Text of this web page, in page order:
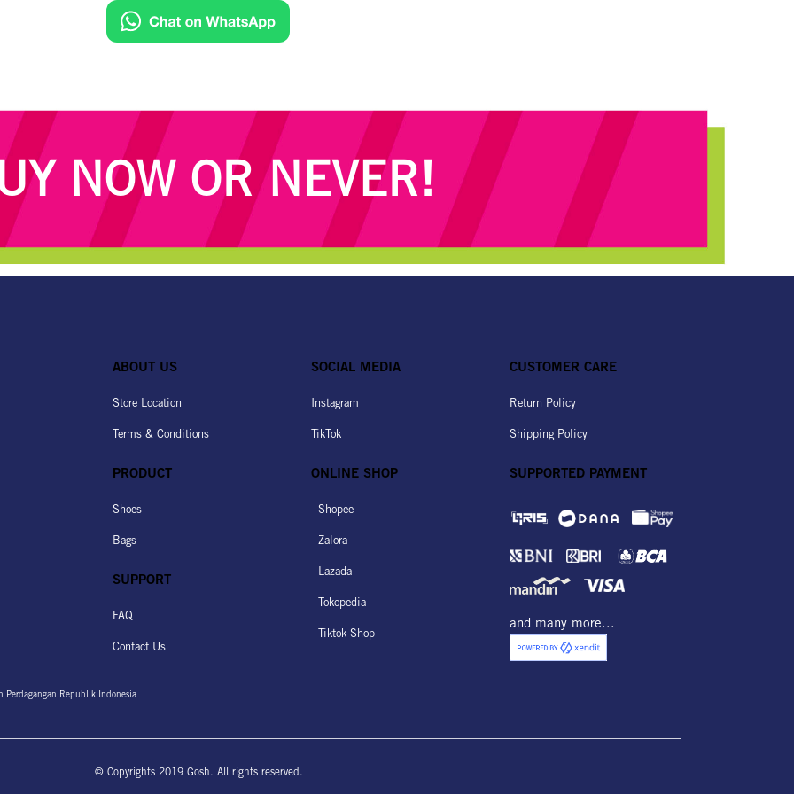
NOW OR NEVER!
ABOUT US
Store Location
Terms & Conditions
PRODUCT
Shoes
Bags
SUPPORT
FAQ
Contact Us
SOCIAL MEDIA
Instagram
TikTok
ONLINE SHOP
Shopee
Zalora
Lazada
Tokopedia
Tiktok Shop
CUSTOMER CARE
Return Policy
Shipping Policy
SUPPORTED PAYMENT
and many more...
Perdagangan Republik Indonesia
© Copyrights 2019 Gosh. All rights reserved.